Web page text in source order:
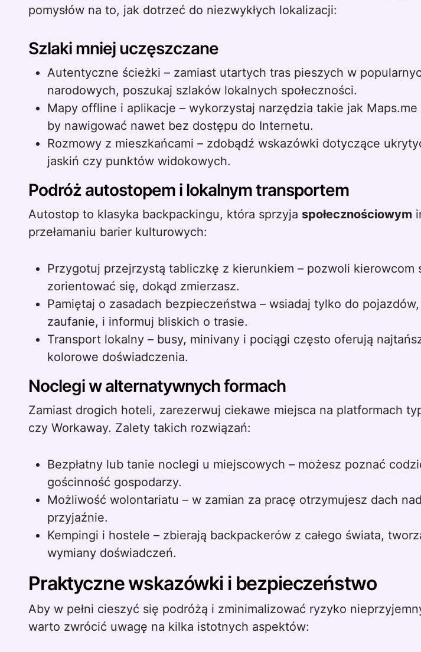
pomysłów na to, jak dotrzeć do niezwykłych lokalizacji:
Szlaki mniej uczęszczane
Autentyczne ścieżki – zamiast utartych tras pieszych w
narodowych, poszukaj szlaków lokalnych społeczności.
Mapy offline i aplikacje – wykorzystaj narzędzia takie jak Maps.me
by nawigować nawet bez dostępu do Internetu.
Rozmowy z mieszkańcami – zdobądź wskazówki dotyczące
jaskiń czy punktów widokowych.
Podróż autostopem i lokalnym transportem
Autostop to klasyka backpackingu, która sprzyja społecznościowym
przełamaniu barier kulturowych:
Przygotuj przejrzystą tabliczkę z kierunkiem – pozwoli kierowcom
zorientować się, dokąd zmierzasz.
Pamiętaj o zasadach bezpieczeństwa – wsiadaj tylko do
zaufanie, i informuj bliskich o trasie.
Transport lokalny – busy, minivany i pociągi często oferują
kolorowe doświadczenia.
Noclegi w alternatywnych formach
Zamiast drogich hoteli, zarezerwuj ciekawe miejsca na platformach
czy Workaway. Zalety takich rozwiązań:
Bezpłatny lub tanie noclegi u miejscowych – możesz poznać
gościnność gospodarzy.
Możliwość wolontariatu – w zamian za pracę otrzymujesz dach
przyjaźnie.
Kempingi i hostele – zbierają backpackerów z całego świata,
wymiany doświadczeń.
Praktyczne wskazówki i bezpieczeństwo
Aby w pełni cieszyć się podróżą i zminimalizować ryzyko
warto zwrócić uwagę na kilka istotnych aspektów: